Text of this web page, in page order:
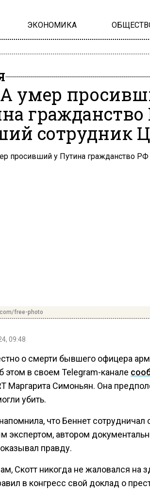
ЭКОНОМИКА
умер
гражданство
сотрудник
free-photo
09:48
о смерти бывшего офицера
этом в своем Telegram-канале
Маргарита Симоньян. Она
убить.
что Беннет сотрудничал
экспертом, автором
правду.
Скотт никогда не жаловался на
в конгресс свой доклад о